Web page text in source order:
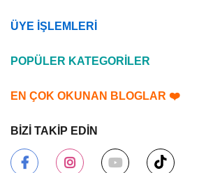
ÜYE İŞLEMLERİ
POPÜLER KATEGORİLER
EN ÇOK OKUNAN BLOGLAR ❤️
BİZİ TAKİP EDİN